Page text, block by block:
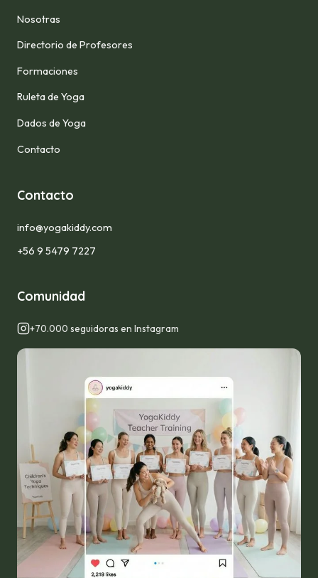
Nosotras
Directorio de Profesores
Formaciones
Ruleta de Yoga
Dados de Yoga
Contacto
Contacto
info@yogakiddy.com
+56 9 5479 7227
Comunidad
+70.000 seguidoras en Instagram